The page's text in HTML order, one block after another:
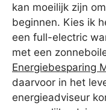
kan moeilijk zijn
beginnen. Kies ik
een full-electric
met een
Energiebesparing
daarvoor in het
energieadviseur